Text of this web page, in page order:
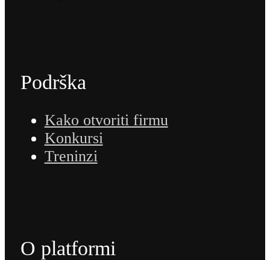
Podrška
Kako otvoriti firmu
Konkursi
Treninzi
O platformi